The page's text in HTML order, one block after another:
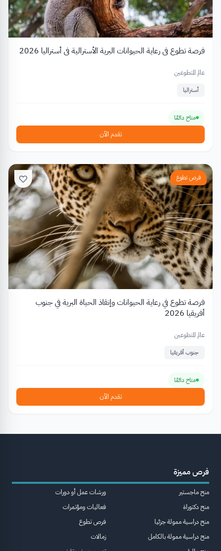
فرصة تطوع في رعاية الحيوانات البرية الأسترالية في أستراليا 2026
عالم المتطوعين
أستراليا
متاح دائمًا
تقدم الآن
فرص تطوع
فرصة تطوع في رعاية الحيوانات وإنقاذ الحياة البرية في جنوب
أفريقيا 2026
عالم المتطوعين
جنوب أفريقيا
متاح دائمًا
تقدم الآن
فرص مميزة
منح ماجستير
منح دكتوراة
منح دراسية ممولة جزئيا
منح دراسية ممولة بالكامل
ورشات عمل أو دورات
فعاليات ومؤتمرات
فرص تطوع
زمالات